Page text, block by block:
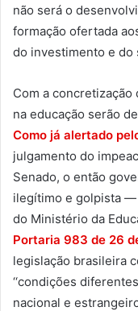
não será o
formação ofertada
do investimento e do
Com a
na educação serão
Como já alertado
julgamento do
Senado, o então
ilegítimo e golpista
do Ministério da
Portaria 983 de 26
legislação brasileira
‘‘condições
nacional e